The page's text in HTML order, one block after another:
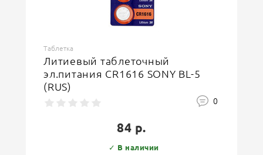
Таблетка
Литиевый таблеточный
эл.питания CR1616 SONY BL-5
(RUS)
0
84 р.
✓ В наличии